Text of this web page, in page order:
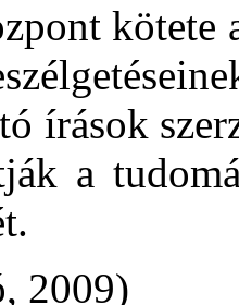
kötete
írások
a
2009)